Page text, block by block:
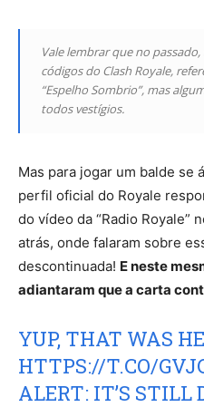
Vale lembrar que no
códigos do Clash Royale,
“Espelho Sombrio”, mas
todos vestígios.
Mas para jogar um balde se
perfil oficial do Royale
do vídeo da “Radio Royale”
atrás, onde falaram sobre
descontinuada! E neste
adiantaram que a carta
YUP, THAT WAS
HTTPS://T.CO/
ALERT: IT’S STILL